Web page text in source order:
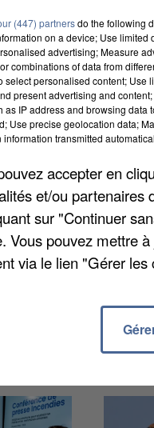
d'inscription au
de la mairie.
rapporter en
joindre le
80 50 45).
(447) partnersdo the following
on a device; Use
advertising; Measure
combinations of data from
select personalised content; Use
present advertising and
as IP address and browsing
Use precise geolocation data;
information transmitted
accepter en
et/ou partenaires
sur "Continuer
Vous pouvez mettre
via le lien "Gérer